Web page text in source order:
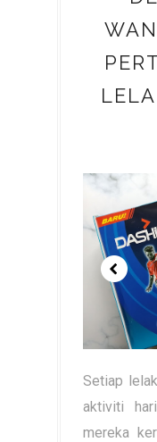
Setiap
aktiviti
mereka